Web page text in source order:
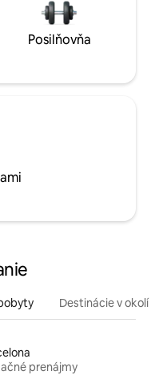
Posilňovňa
Destinácie v okolí
prenájmy